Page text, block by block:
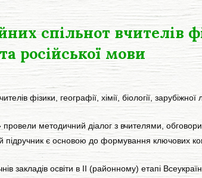
спільнот вчителів
російської мови
фізики, географії, хімії, біології, зарубіжної
методичний діалог з вчителями,
підручник є основою до формування ключових
освіти в ІІ (районному) етапі